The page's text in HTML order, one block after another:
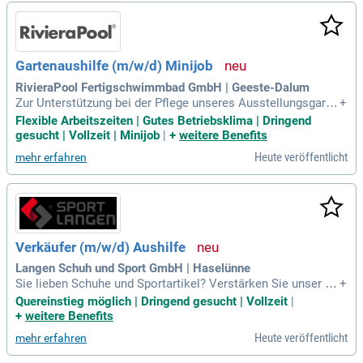
Gartenaushilfe (m/w/d) Minijob
RivieraPool Fertigschwimmbad GmbH | Geeste-Dalum
Zur Unterstützung bei der Pflege unseres Ausstellungsgarte
ns an der A31 in Dalum suchen wir ab sofort eine zuverlässi
ge Gartenaushilfe (m/w/d) auf Minijob-Basis. Deine Aufgabe
n: Pflege und Instandhaltung unseres Ausstellungsgartens.
+
Flexible Arbeitszeiten | Gutes Betriebsklima | Dringend
gesucht | Vollzeit | Minijob | + weitere Benefits
mehr erfahren Heute veröffentlicht
Verkäufer (m/w/d) Aushilfe
Langen Schuh und Sport GmbH | Haselünne
Sie lieben Schuhe und Sportartikel? Verstärken Sie unser Te
am in Haselünne als geringfügige Verkäufer/in (m/w/d)! Sie
bringen eine abgeschlossene Berufsausbildung im Einzelha
- oder Sportartikelbranche. Auch Quereinsteiger sind herzlic
h willkommen! Ihre Aufgaben umfassen den Verkauf und die
+
Quereinstieg möglich | Dringend gesucht | Vollzeit |
+ weitere Benefits
mehr erfahren Heute veröffentlicht